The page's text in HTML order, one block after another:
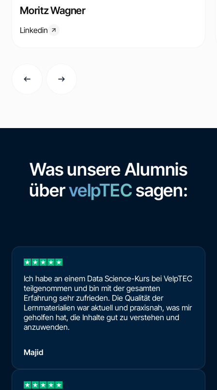
Moritz Wagner
Linkedin
Was unsere Alumnis
übervelpTEC sagen:
Ich habe an einem Data Science-Kurs bei VelpTEC
teilgenommen und bin mit der gesamten
Erfahrung sehr zufrieden. Die Qualität der
Lernmaterialien war aktuell und praxisnah, was mir
geholfen hat, die Inhalte gut zu verstehen und
anzuwenden.
Majid